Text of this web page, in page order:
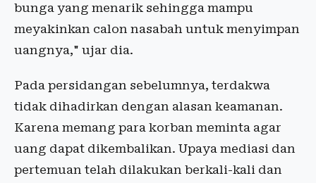
bunga yang menarik sehingga mampu
meyakinkan calon nasabah untuk menyimpan
uangnya," ujar dia.
Pada persidangan sebelumnya, terdakwa
tidak dihadirkan dengan alasan keamanan.
Karena memang para korban meminta agar
uang dapat dikembalikan. Upaya mediasi dan
pertemuan telah dilakukan berkali-kali dan